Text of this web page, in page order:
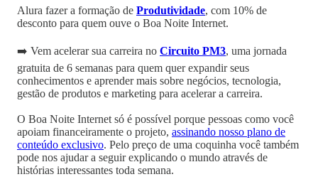
Alura fazer a formação de Produtividade, com 10% de
desconto para quem ouve o Boa Noite Internet.
➡️ Vem acelerar sua carreira no Circuito PM3, uma jornada
gratuita de 6 semanas para quem quer expandir seus
conhecimentos e aprender mais sobre negócios, tecnologia,
gestão de produtos e marketing para acelerar a carreira.
O Boa Noite Internet só é possível porque pessoas como você
apoiam financeiramente o projeto, assinando nosso plano de
conteúdo exclusivo. Pelo preço de uma coquinha você também
pode nos ajudar a seguir explicando o mundo através de
histórias interessantes toda semana.